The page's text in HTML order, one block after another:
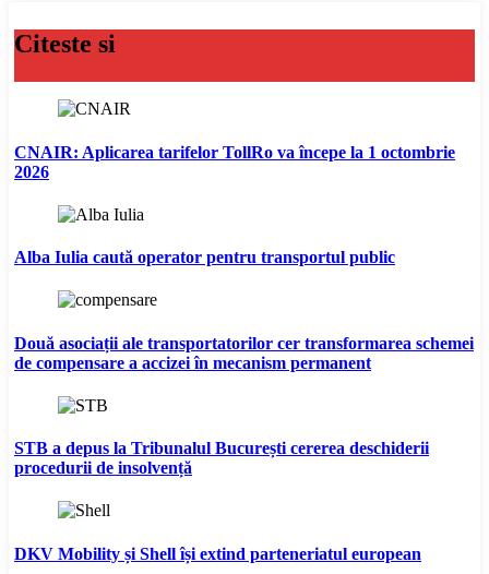
Citeste si
CNAIR: Aplicarea tarifelor TollRo va începe la 1 octombrie
2026
Alba Iulia caută operator pentru transportul public
Două asociații ale transportatorilor cer transformarea schemei
de compensare a accizei în mecanism permanent
STB a depus la Tribunalul București cererea deschiderii
procedurii de insolvență
DKV Mobility și Shell își extind parteneriatul european